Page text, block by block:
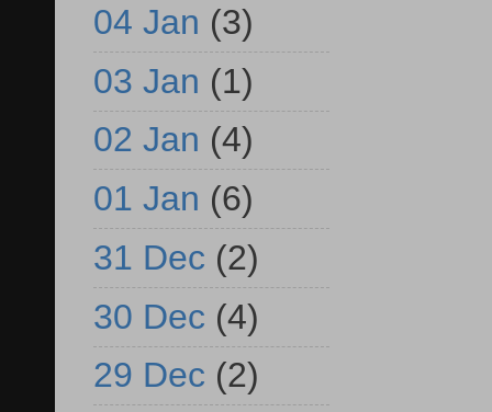
04 Jan (3)
03 Jan (1)
02 Jan (4)
01 Jan (6)
31 Dec (2)
30 Dec (4)
29 Dec (2)